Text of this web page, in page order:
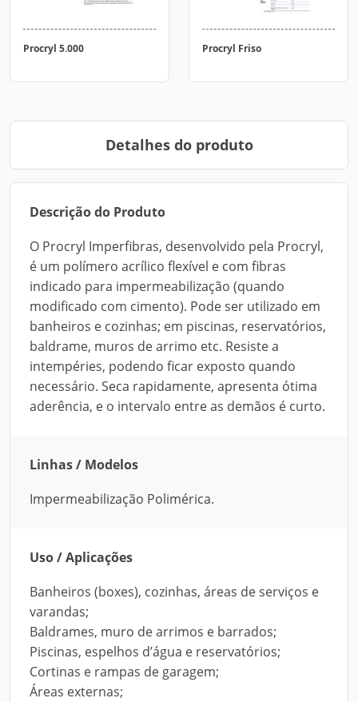
Procryl 5.000 Procryl Friso
Detalhes do produto
Descrição do Produto
O Procryl Imperfibras, desenvolvido pela Procryl,
é um polímero acrílico flexível e com fibras
indicado para impermeabilização (quando
modificado com cimento). Pode ser utilizado em
banheiros e cozinhas; em piscinas, reservatórios,
baldrame, muros de arrimo etc. Resiste a
intempéries, podendo ficar exposto quando
necessário. Seca rapidamente, apresenta ótima
aderência, e o intervalo entre as demãos é curto.
Linhas / Modelos
Impermeabilização Polimérica.
Uso / Aplicações
Banheiros (boxes), cozinhas, áreas de serviços e
varandas;
Baldrames, muro de arrimos e barrados;
Piscinas, espelhos d’água e reservatórios;
Cortinas e rampas de garagem;
Áreas externas;